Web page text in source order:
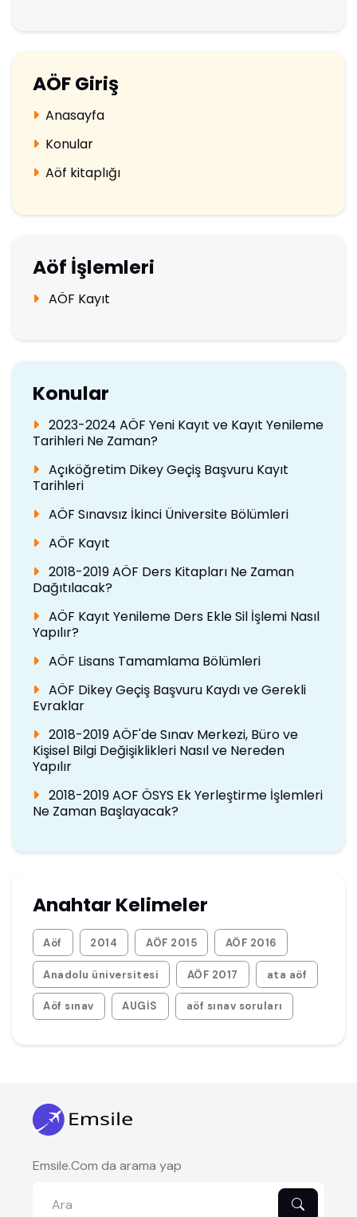
AÖF Giriş
Anasayfa
Konular
Aöf kitaplığı
Aöf İşlemleri
AÖF Kayıt
Konular
2023-2024 AÖF Yeni Kayıt ve Kayıt Yenileme
Tarihleri Ne Zaman?
Açıköğretim Dikey Geçiş Başvuru Kayıt
Tarihleri
AÖF Sınavsız İkinci Üniversite Bölümleri
AÖF Kayıt
2018-2019 AÖF Ders Kitapları Ne Zaman
Dağıtılacak?
AÖF Kayıt Yenileme Ders Ekle Sil İşlemi Nasıl
Yapılır?
AÖF Lisans Tamamlama Bölümleri
AÖF Dikey Geçiş Başvuru Kaydı ve Gerekli
Evraklar
2018-2019 AÖF'de Sınav Merkezi, Büro ve
Kişisel Bilgi Değişiklikleri Nasıl ve Nereden
Yapılır
2018-2019 AOF ÖSYS Ek Yerleştirme İşlemleri
Ne Zaman Başlayacak?
Anahtar Kelimeler
Aöf 2014 AÖF 2015 AÖF 2016
Anadolu üniversitesi AÖF 2017 ata aöf
Aöf sınav AUGİS aöf sınav soruları
Emsile.Com da arama yap